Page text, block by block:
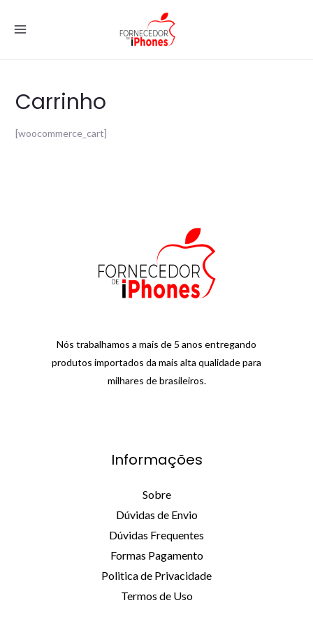
Carrinho
[woocommerce_cart]
Nós trabalhamos a mais de 5 anos entregando
produtos importados da mais alta qualidade para
milhares de brasileiros.
Informações
Sobre
Dúvidas de Envio
Dúvidas Frequentes
Formas Pagamento
Politica de Privacidade
Termos de Uso